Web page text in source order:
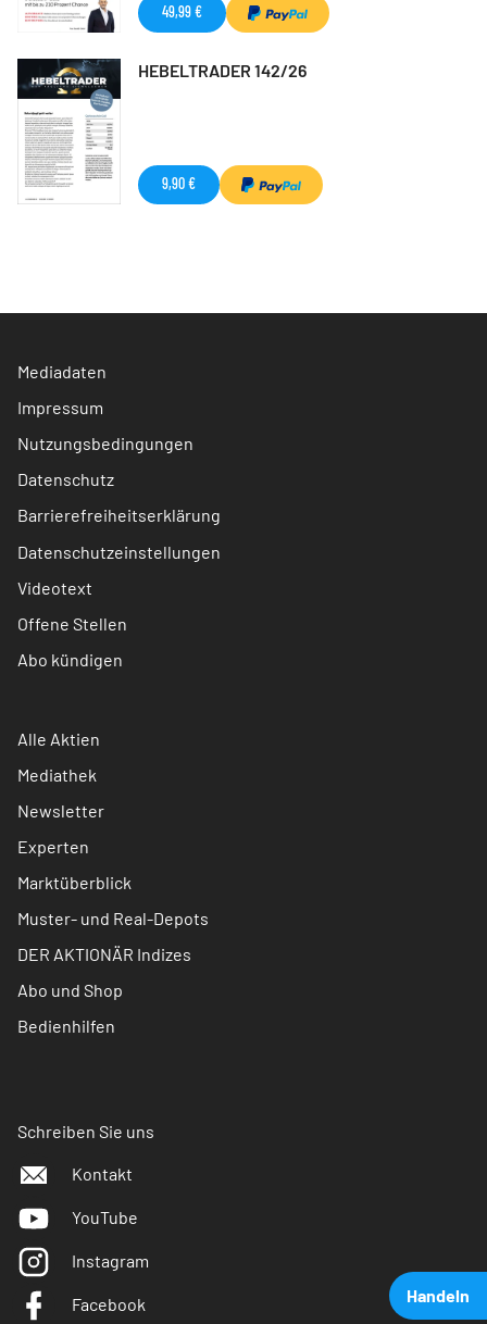
Handeln
49,99 €
HEBELTRADER 142/26
9,90 €
Mediadaten
Impressum
Nutzungsbedingungen
Datenschutz
Barrierefreiheitserklärung
Datenschutzeinstellungen
Videotext
Offene Stellen
Abo kündigen
Alle Aktien
Mediathek
Newsletter
Experten
Marktüberblick
Muster- und Real-Depots
DER AKTIONÄR Indizes
Abo und Shop
Bedienhilfen
Schreiben Sie uns
Kontakt
YouTube
Instagram
Facebook